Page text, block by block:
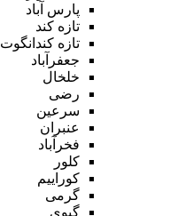
پارس آباد
تازه کند
تازه کندانگوت
جعفرآباد
خلخال
رضی
سرعین
عنبران
فخرآباد
کلور
کوراییم
گرمی
گیوی